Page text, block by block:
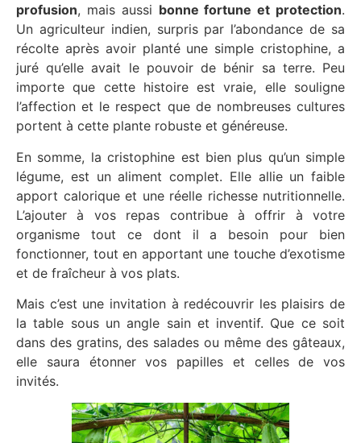
profusion, mais aussi bonne fortune et protection.
Un agriculteur indien, surpris par l’abondance de sa
récolte après avoir planté une simple cristophine, a
juré qu’elle avait le pouvoir de bénir sa terre. Peu
importe que cette histoire est vraie, elle souligne
l’affection et le respect que de nombreuses cultures
portent à cette plante robuste et généreuse.
En somme, la cristophine est bien plus qu’un simple
légume, est un aliment complet. Elle allie un faible
apport calorique et une réelle richesse nutritionnelle.
L’ajouter à vos repas contribue à offrir à votre
organisme tout ce dont il a besoin pour bien
fonctionner, tout en apportant une touche d’exotisme
et de fraîcheur à vos plats.
Mais c’est une invitation à redécouvrir les plaisirs de
la table sous un angle sain et inventif. Que ce soit
dans des gratins, des salades ou même des gâteaux,
elle saura étonner vos papilles et celles de vos
invités.